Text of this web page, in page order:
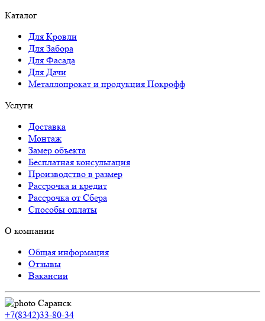
Каталог
Для Кровли
Для Забора
Для Фасада
Для Дачи
Металлопрокат и продукция Покрофф
Услуги
Доставка
Монтаж
Замер объекта
Бесплатная консультация
Производство в размер
Рассрочка и кредит
Рассрочка от Сбера
Способы оплаты
О компании
Общая информация
Отзывы
Вакансии
Саранск
+7(8342)33-80-34